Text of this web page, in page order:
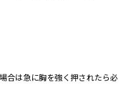
合は急に胸を強く押されたら必